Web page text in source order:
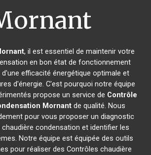
, il est essentiel de maintenir votre
en bon état de fonctionnement
efficacité énergétique optimale et
d'énergie. C'est pourquoi notre équipe
propose un service de Contrôle
Mornant de qualité. Nous
pour vous proposer un diagnostic
condensation et identifier les
Notre équipe est équipée des outils
pour réaliser des Contrôles chaudière